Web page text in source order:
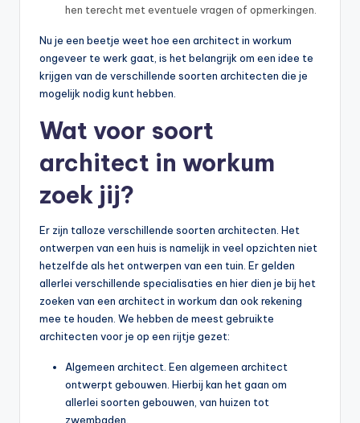
hen terecht met eventuele vragen of opmerkingen.
Nu je een beetje weet hoe een architect in workum
ongeveer te werk gaat, is het belangrijk om een idee te
krijgen van de verschillende soorten architecten die je
mogelijk nodig kunt hebben.
Wat voor soort
architect in workum
zoek jij?
Er zijn talloze verschillende soorten architecten. Het
ontwerpen van een huis is namelijk in veel opzichten niet
hetzelfde als het ontwerpen van een tuin. Er gelden
allerlei verschillende specialisaties en hier dien je bij het
zoeken van een architect in workum dan ook rekening
mee te houden. We hebben de meest gebruikte
architecten voor je op een rijtje gezet:
Algemeen architect. Een algemeen architect
ontwerpt gebouwen. Hierbij kan het gaan om
allerlei soorten gebouwen, van huizen tot
zwembaden.